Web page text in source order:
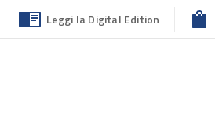
Leggi la Digital Edition